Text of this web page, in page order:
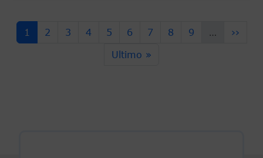
Paginación
Página actual
1 Page
2 Page
3 Page
4 Page
5 Page
6 Page
7 Page
8 Page
9 … ››
Última página
Ultimo »